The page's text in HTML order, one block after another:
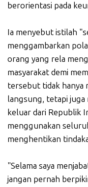
berorientasi pada
Ia menyebut istilah
menggambarkan
orang yang rela
masyarakat demi
tersebut tidak hanya
langsung, tetapi juga
keluar dari Republik
menggunakan
menghentikan
"Selama saya
jangan pernah